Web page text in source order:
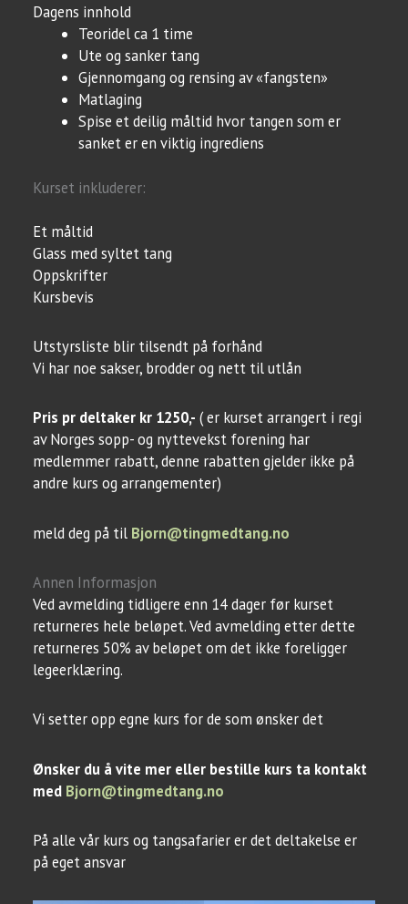
Dagens innhold
Teoridel ca 1 time
Ute og sanker tang
Gjennomgang og rensing av «fangsten»
Matlaging
Spise et deilig måltid hvor tangen som er
sanket er en viktig ingrediens
Kurset inkluderer:
Et måltid
Glass med syltet tang
Oppskrifter
Kursbevis
Utstyrsliste blir tilsendt på forhånd
Vi har noe sakser, brodder og nett til utlån
Pris pr deltaker kr 1250,- ( er kurset arrangert i regi
av Norges sopp- og nyttevekst forening har
medlemmer rabatt, denne rabatten gjelder ikke på
andre kurs og arrangementer)
meld deg på til Bjorn@tingmedtang.no
Annen Informasjon
Ved avmelding tidligere enn 14 dager før kurset
returneres hele beløpet. Ved avmelding etter dette
returneres 50% av beløpet om det ikke foreligger
legeerklæring.
Vi setter opp egne kurs for de som ønsker det
Ønsker du å vite mer eller bestille kurs ta kontakt
med Bjorn@tingmedtang.no
På alle vår kurs og tangsafarier er det deltakelse er
på eget ansvar